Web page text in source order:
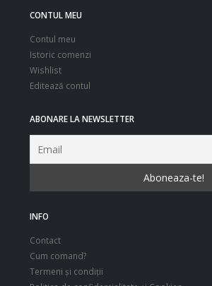
CONTUL MEU
Contul meu
Istoric comenzi
Wishlist
Editează contul
ABONARE LA NEWSLETTER
INFO
Contact
Cum comand?
Termeni şi condiţii